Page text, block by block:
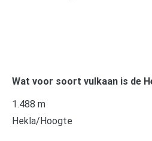
Wat voor soort vulkaan is de
1.488 m
Hekla/Hoogte